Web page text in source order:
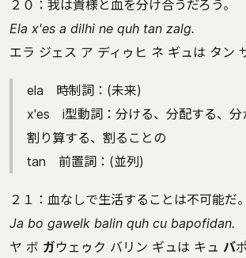
２０：我は貴様と血を分け合うだろう。
Ela x'es a dilhi ne quh tan zalg.
エラ ジェス ア ディゥヒ ネ ギュは タン
ela 時制詞：(未来)
x'es i型動詞：分ける、分配する、分
割り算する、割ることの
tan 前置詞：(並列)
２１：血なしで生活することは不可能だ。
Ja bo gawelk balin quh cu bapofidan.
ヤ ボ ガウェゥク バリン ギュは キュ バ